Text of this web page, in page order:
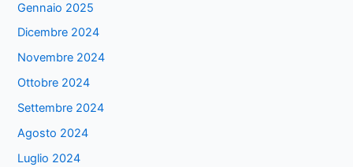
Gennaio 2025
Dicembre 2024
Novembre 2024
Ottobre 2024
Settembre 2024
Agosto 2024
Luglio 2024